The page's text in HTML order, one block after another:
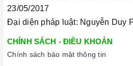
23/05/2017
Đại diện pháp luật: Nguyễn Duy
CHÍNH SÁCH - ĐIỀU KHOẢN
Chính sách bảo mật thông tin